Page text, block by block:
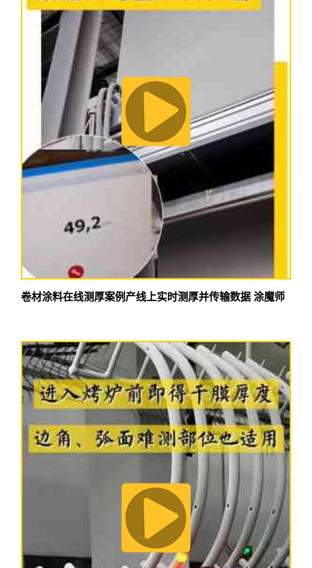
卷材涂料在线测厚案例产线上实时测厚并传输数据 涂魔师